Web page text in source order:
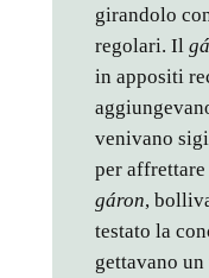
girandolo
regolari. Il
in appositi
venivano
per
gáron,
testato la
gettavano